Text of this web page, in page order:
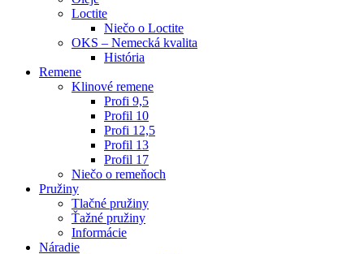
Loctite
Niečo o Loctite
OKS – Nemecká kvalita
História
Remene
Klinové remene
Profi 9,5
Profil 10
Profi 12,5
Profil 13
Profil 17
Niečo o remeňoch
Pružiny
Tlačné pružiny
Ťažné pružiny
Informácie
Náradie